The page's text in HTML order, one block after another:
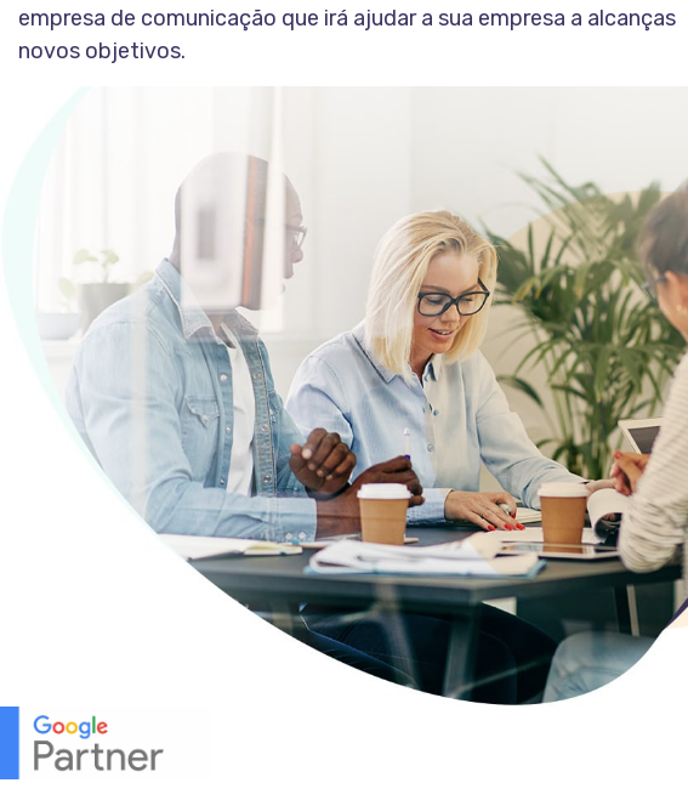
empresa de comunicação que irá ajudar a sua empresa a alcanças
novos objetivos.
CONHEÇA A ESTAÇÃO INDOOR